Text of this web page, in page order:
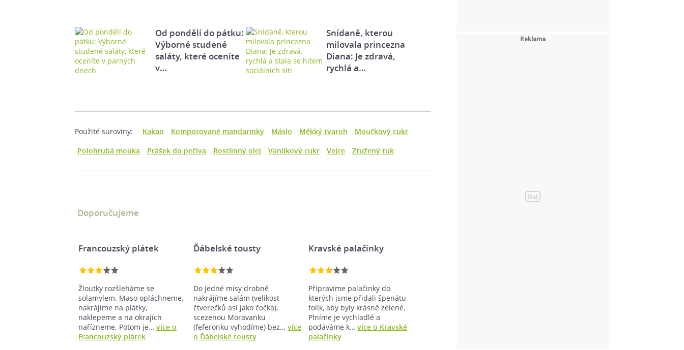
Od pondělí do pátku:
Výborné studené
saláty, které oceníte
v…
Snídaně, kterou
milovala princezna
Diana: Je zdravá,
rychlá a…
Použité suroviny: Kakao Kompotované mandarinky Máslo Měkký tvaroh
Moučkový cukr
Polohrubá mouka
Prášek do pečiva Rostlinný olej Vanilkový cukr Vejce Ztužený tuk
Doporučujeme
Francouzský plátek
Žloutky rozšleháme se
solamylem. Maso opláchneme,
nakrájíme na plátky,
naklepeme a na okrajích
nařízneme. Potom je… více o
Francouzský plátek
Ďábelské tousty
Do jedné mísy drobně
nakrájíme salám (velikost
čtverečků asi jako čočka),
scezenou Moravanku
(feferonku vyhodíme) bez…více
o Ďábelské tousty
Kravské palačinky
Připravíme palačinky do
kterých jsme přidali špenátu
tolik, aby byly krásně zelené.
Plníme je vychladlé a
podáváme k…více o Kravské
palačinky